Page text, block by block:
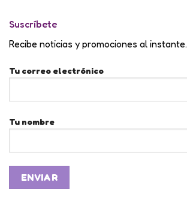
Suscríbete
Recibe noticias y promociones al instante.
Tu correo electrónico
Tu nombre